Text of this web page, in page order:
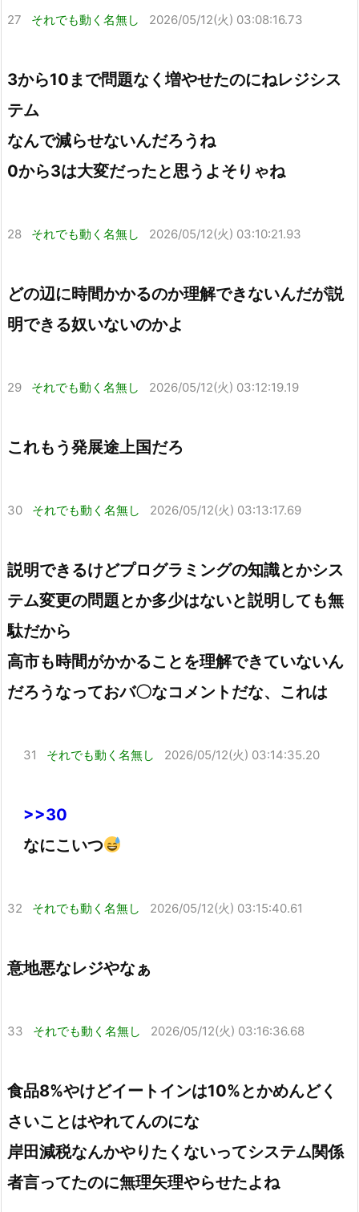
27 それでも動く名無し 2026/05/12(火) 03:08:16.73
3から10まで問題なく増やせたのにねレジシス
テム
なんで減らせないんだろうね
0から3は大変だったと思うよそりゃね
28 それでも動く名無し 2026/05/12(火) 03:10:21.93
どの辺に時間かかるのか理解できないんだが説
明できる奴いないのかよ
29 それでも動く名無し 2026/05/12(火) 03:12:19.19
これもう発展途上国だろ
30 それでも動く名無し 2026/05/12(火) 03:13:17.69
説明できるけどプログラミングの知識とかシス
テム変更の問題とか多少はないと説明しても無
駄だから
高市も時間がかかることを理解できていないん
だろうなっておバ〇なコメントだな、これは
31 それでも動く名無し 2026/05/12(火) 03:14:35.20
>>30
なにこいつ
32 それでも動く名無し 2026/05/12(火) 03:15:40.61
意地悪なレジやなぁ
33 それでも動く名無し 2026/05/12(火) 03:16:36.68
食品8%やけどイートインは10%とかめんどく
さいことはやれてんのにな
岸田減税なんかやりたくないってシステム関係
者言ってたのに無理矢理やらせたよね